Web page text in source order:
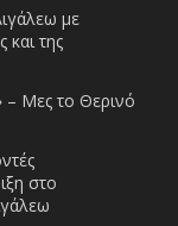
με
της
– Μες το Θερινό
στο